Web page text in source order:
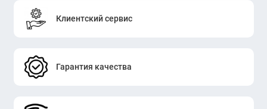
Клиентский сервис
Гарантия качества